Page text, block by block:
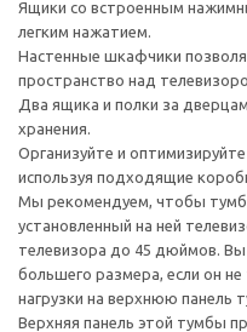
Ящики со встроенным
легким нажатием.
Настенные шкафчики
пространство над
Два ящика и полки за
хранения.
Организуйте и
используя подходящие
Мы рекомендуем, чтобы
установленный на ней
телевизора до 45 дюймов.
большего размера, если он
нагрузки на верхнюю панель
Верхняя панель этой тумбы